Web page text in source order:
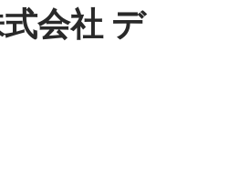
会社 デ